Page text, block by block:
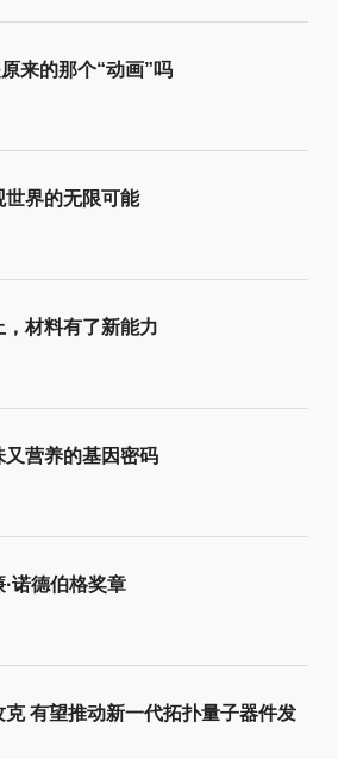
来的那个“动画”吗
界的无限可能
材料有了新能力
营养的基因密码
诺德伯格奖章
有望推动新一代拓扑量子器件发